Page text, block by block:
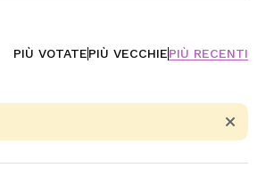
PIÙ VOTATEPIÙ VECCHIEPIÙ RECENTI